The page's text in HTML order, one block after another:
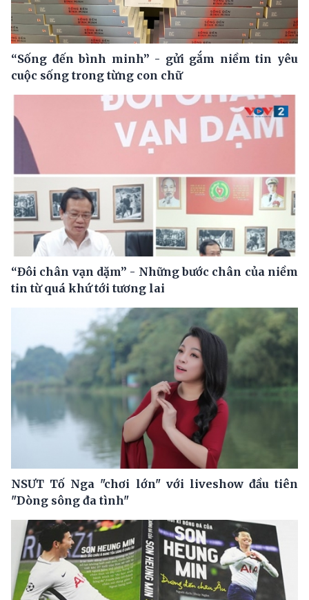
“Sống đến bình minh” - gửi gắm niềm tin yêu
cuộc sống trong từng con chữ
“Đôi chân vạn dặm” - Những bước chân của niềm
tin từ quá khứ tới tương lai
NSƯT Tố Nga "chơi lớn" với liveshow đầu tiên
"Dòng sông đa tình"